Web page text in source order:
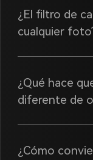
¿El filtro de
cualquier
¿Qué hace
diferente de
¿Cómo